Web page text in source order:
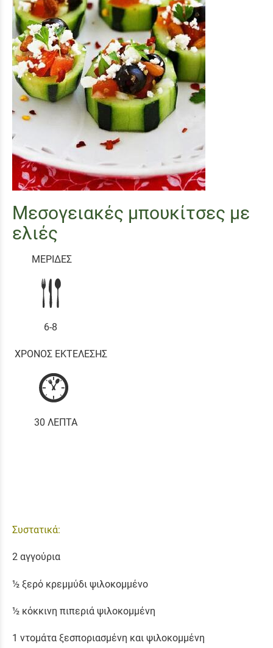
Μεσογειακές μπουκίτσες με
ελιές
ΜΕΡΙΔΕΣ
6-8
ΧΡΟΝΟΣ ΕΚΤΕΛΕΣΗΣ
30 ΛΕΠΤΑ
Συστατικά:
2 αγγούρια
½ ξερό κρεμμύδι ψιλοκομμένο
½ κόκκινη πιπεριά ψιλοκομμένη
1 ντομάτα ξεσποριασμένη και ψιλοκομμένη